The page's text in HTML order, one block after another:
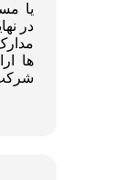
یا
در
ها